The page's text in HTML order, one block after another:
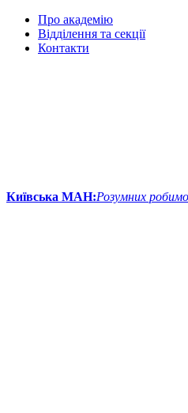
Про академію
Відділення та секції
Контакти
Київська МАН:Розумних